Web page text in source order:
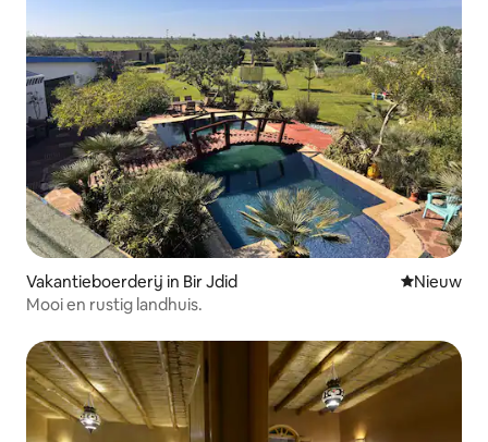
Vakantieboerderij in Bir Jdid Nieuwe
Nieuw
Mooi en rustig landhuis.